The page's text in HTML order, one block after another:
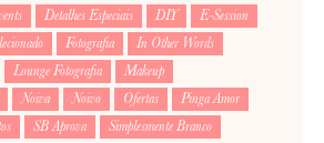
Detalhes Especiais DIY
E-Session
Fotografia
In Other Words
Lounge Fotografia
Makeup
Noiva Noivo Ofertas
Pinga Amor
SB Aprova
Simplesmente Branco